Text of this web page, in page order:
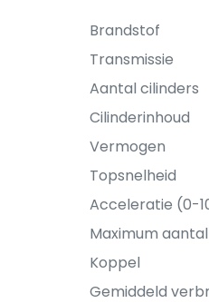
Brandstof
Transmissie
Aantal cilinders
Cilinderinhoud
Vermogen
Topsnelheid
Acceleratie (0-
Maximum
Koppel
Gemiddeld